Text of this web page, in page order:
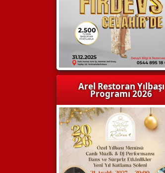
Arel Restoran Yılbaşı
Programı 2026